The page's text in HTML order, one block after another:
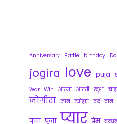
Anniversary Battle birthday
jogira love puja
War Win आत्मा आरती खुशी
जोगीरा ज्ञान त्योहार दर्द दान
पुजा पूजा प्यार प्रेम